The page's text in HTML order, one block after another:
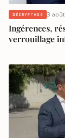
DÉCRYPTAGE 3
Ingérences,
verrouillage